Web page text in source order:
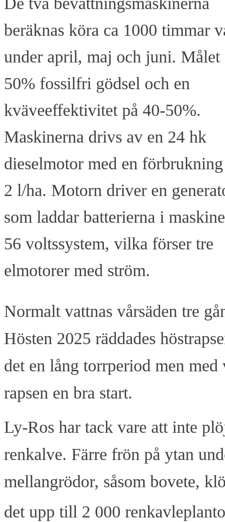
beräknas köra ca 1000 timmar
under april, maj och juni. Målet
50% fossilfri gödsel och en
kväveeffektivitet på 40-50%.
Maskinerna drivs av en 24 hk
dieselmotor med en
2 l/ha. Motorn driver en
som laddar batterierna i
56 voltssystem, vilka förser tre
elmotorer med ström.
Normalt vattnas vårsäden tre
Hösten 2025 räddades
det en lång torrperiod men
rapsen en bra start.
Ly-Ros har tack vare att inte
renkalve. Färre frön på ytan
mellangrödor, såsom bovete,
det upp till 2 000